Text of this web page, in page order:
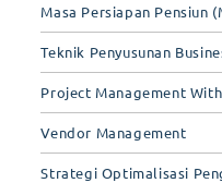
Masa Persiapan Pensiun
Teknik Penyusunan
Project Management
Vendor Management
Strategi Optimalisasi